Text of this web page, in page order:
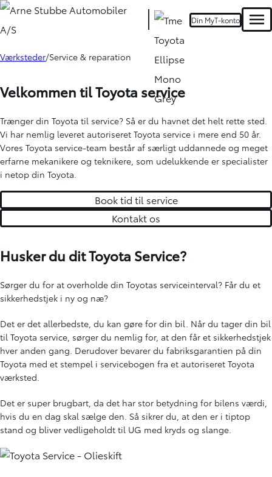
Din MyT-konto
Værksteder Service & reparation
Oops... Failed to load content...
Velkommen til Toyota service
Trænger din Toyota til service? Så er du havnet det helt rette sted.
Vi har nemlig leveret autoriseret Toyota service i mere end 50 år.
Vores Toyota service-team består af særligt uddannede og meget
erfarne mekanikere og teknikere, som udelukkende er specialister
i netop din Toyota.
Book tid til service
Kontakt os
Husker du dit Toyota Service?
Sørger du for at overholde din Toyotas serviceinterval? Får du et
sikkerhedstjek i ny og næ?
Det er det allerbedste, du kan gøre for din bil. Når du tager din bil
til Toyota service, sørger du nemlig for, at den får et sikkerhedstjek
hver anden gang. Derudover bevarer du fabriksgarantien på din
Toyota med et stempel i servicebogen fra et autoriseret Toyota
værksted.
Det er super brugbart, da det har stor betydning for bilens værdi,
hvis du en dag skal sælge den. Så sikrer du, at den er i tiptop
stand og bliver vedligeholdt til UG med kryds og slange.